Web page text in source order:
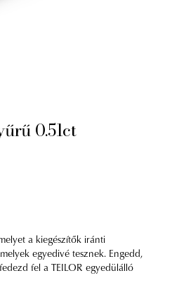
0.51ct
a kiegészítők iránti
egyedivé tesznek. Engedd,
fel a TEILOR egyedülálló